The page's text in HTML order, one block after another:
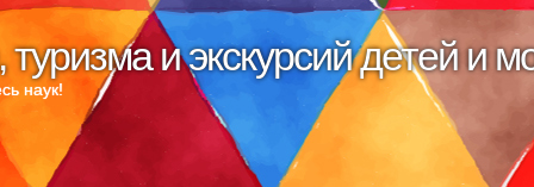
туризма и экскурсий детей и
туризма и экскурсий детей и
наук!